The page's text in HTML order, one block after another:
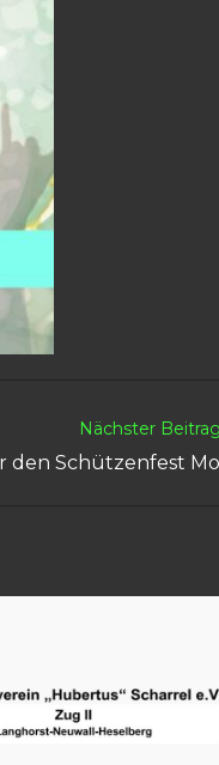
Nächster Beitrag
den Schützenfest